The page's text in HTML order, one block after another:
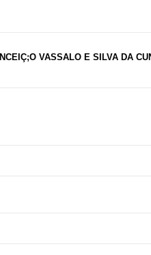
VASSALO E SILVA DA